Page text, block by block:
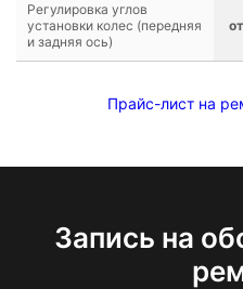
Регулировка углов
установки колес (передняя
и задняя ось)
Прайс-лист на
Запись на